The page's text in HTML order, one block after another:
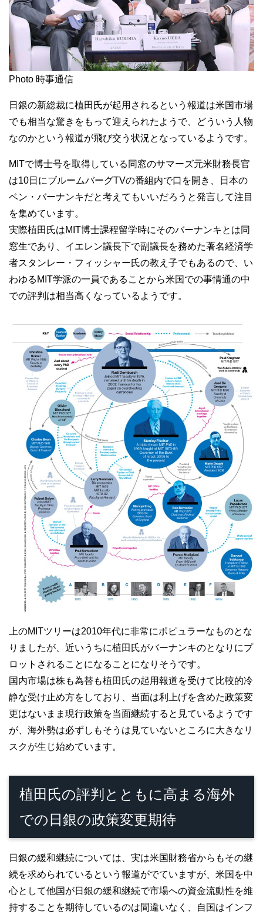
Photo 時事通信
日銀の新総裁に植田氏が起用されるという報道は米国市場
でも相当な驚きをもって迎えられたようで、どういう人物
なのかという報道が飛び交う状況となっているようです。
MITで博士号を取得している同窓のサマーズ元米財務長官
は10日にブルームバーグTVの番組内で口を開き、日本の
ベン・バーナンキだと考えてもいいだろうと発言して注目
を集めています。
実際植田氏はMIT博士課程留学時にそのバーナンキとは同
窓生であり、イエレン議長下で副議長を務めた著名経済学
者スタンレー・フィッシャー氏の教え子でもあるので、い
わゆるMIT学派の一員であることから米国での事情通の中
での評判は相当高くなっているようです。
上のMITツリーは2010年代に非常にポピュラーなものとな
りましたが、近いうちに植田氏がバーナンキのとなりにプ
ロットされることになることになりそうです。
国内市場は株も為替も植田氏の起用報道を受けて比較的冷
静な受け止め方をしており、当面は利上げを含めた政策変
更はないまま現行政策を当面継続すると見ているようです
が、海外勢は必ずしもそうは見ていないところに大きなリ
スクが生じ始めています。
植田氏の評判とともに高まる海外
での日銀の政策変更期待
日銀の緩和継続については、実は米国財務省からもその継
続を求められているという報道がでていますが、米国を中
心として他国が日銀の緩和継続で市場への資金流動性を維
持することを期待しているのは間違いなく、自国はインフ